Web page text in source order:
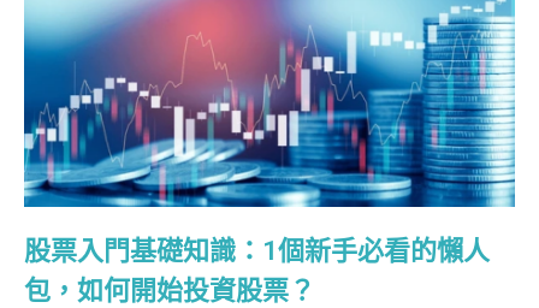
股票入門基礎知識：1個新手必看的懶人
包，如何開始投資股票？